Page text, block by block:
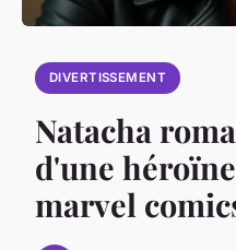
DIVERTISSEMENT
Natacha
d'une
marvel